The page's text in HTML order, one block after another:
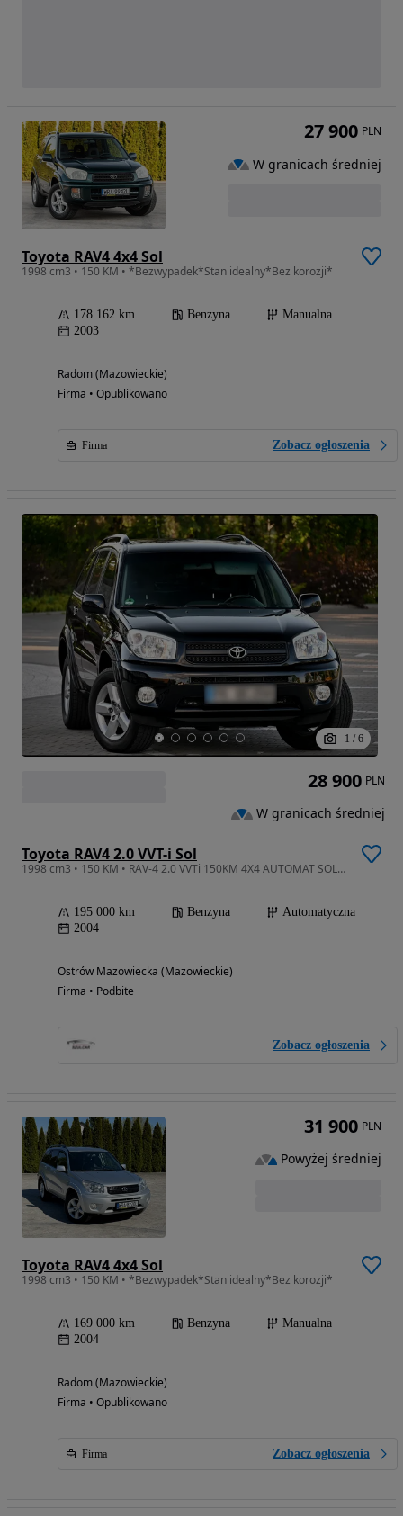
Toyota RAV4 4x4 Sol
1998 cm3 • 150 KM • *Bezwypadek*Stan idealny*Bez korozji*
178 162 km Benzyna
Manualna
2003
Radom (Mazowieckie)
Firma • Opublikowano
Firma Zobacz ogłoszenia
27 900 PLN
W granicach średniej
1 / 6
Toyota RAV4 2.0 VVT-i Sol
1998 cm3 • 150 KM • RAV-4 2.0 VVTi 150KM 4X4 AUTOMAT SOL Klimatronic 5Drzwi 1Właś zNiemiec
195 000 km Benzyna
Automatyczna
2004
Ostrów Mazowiecka (Mazowieckie)
Firma • Podbite
Zobacz ogłoszenia
28 900 PLN
W granicach średniej
Toyota RAV4 4x4 Sol
1998 cm3 • 150 KM • *Bezwypadek*Stan idealny*Bez korozji*
169 000 km Benzyna
Manualna
2004
Radom (Mazowieckie)
Firma • Opublikowano
Firma Zobacz ogłoszenia
31 900 PLN
Powyżej średniej